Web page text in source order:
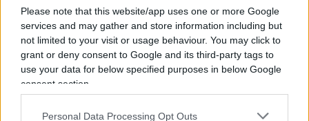
Please note that this website/app uses one or more Google
services and may gather and store information including but
not limited to your visit or usage behaviour. You may click to
grant or deny consent to Google and its third-party tags to
use your data for below specified purposes in below Google
consent section.
Personal Data Processing Opt Outs
Forse è proprio questa l’occasione che resta
ancora da cogliere.Fare della Corte non un
ostacolo all’amministrazione, ma una
moderna infrastruttura della buona
amministrazione: più veloce nei giudizi, più forte
nell’analisi dei dati, più chiara nel distinguere